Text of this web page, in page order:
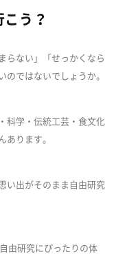
う？
らない」「せっかくなら
のではないでしょうか。
科学・伝統工芸・食文化
あります。
い出がそのまま自由研究
由研究にぴったりの体